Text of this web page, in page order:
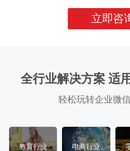
立即咨
全行业解决方案 适
轻松玩转企业微
教育行业 电商行业